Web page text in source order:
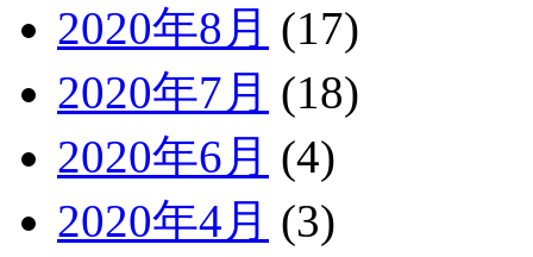
2020年8月 (17)
2020年7月 (18)
2020年6月 (4)
2020年4月 (3)